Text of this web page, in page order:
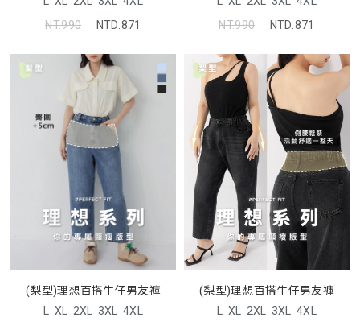
NT.990
NTD.871
NT.990
NTD.871
(梨型)理想百搭牛仔男友褲
L XL 2XL 3XL 4XL
(梨型)理想百搭牛仔男友褲
L XL 2XL 3XL 4XL